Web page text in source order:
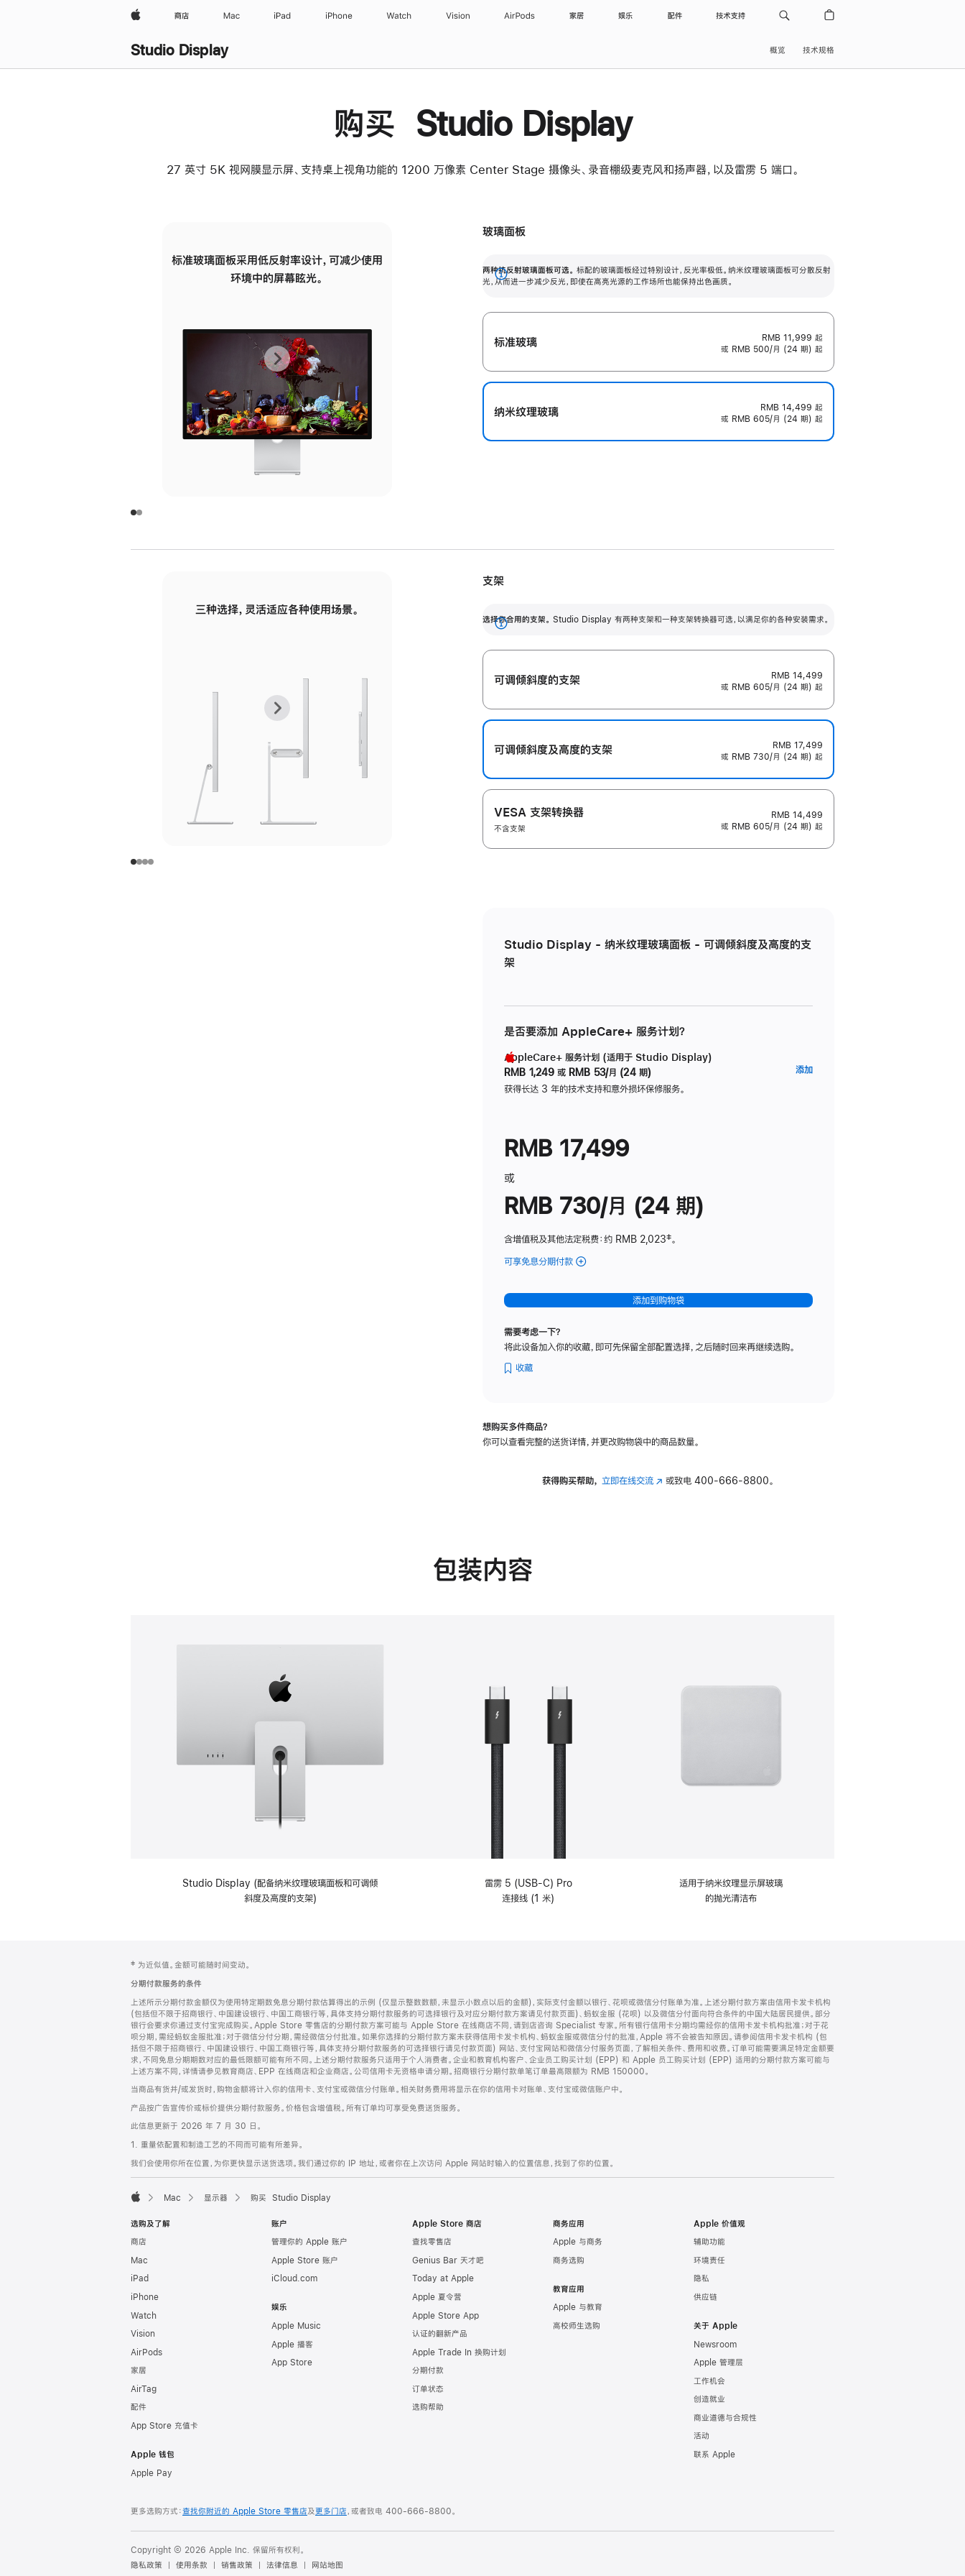
Apple 商店 Mac iPad iPhone Watch Vision AirPods 家居 娱乐 配件 技术支持
Studio Display 概览 技术规格
购买 Studio Display
27 英寸 5K 视网膜显示屏、支持桌上视角功能的 1200 万像素 Center Stage 摄像头、录音棚级麦克风和扬声器，以及雷雳 5 端口。
标准玻璃面板采用低反射率设计，可减少使用
环境中的屏幕眩光。
有高亮光源的场所使用，也能保持出色画质。
上
一
张
图
面
下
一
张
图
面
玻璃面板
两种抗反射玻璃面板可选。 标配的玻璃面板经过特别设计，反光率极低。纳米纹理玻璃面板可分散反射
光，从而进一步减少反光，即使在高亮光源的工作场所也能保持出色画质。
展
标准玻璃 RMB 11,999 起
或 RMB 500/月 (24 期) 起
纳米纹理玻璃 RMB 14,499 起
或 RMB 605/月 (24 期) 起
三种选择，灵活适应各种使用场景。
调节范围。
毫米的高度调节范围。
上
张
下
张
支架
选择你合用的支架。 Studio Display 有两种支架和一种支架转换器可选，以满足你的各种安装需求。
展
开
可调倾斜度的支架
RMB 14,499
或 RMB 605/月 (24 期) 起
可调倾斜度及高‍度的支‍架
RMB 17,499
或 RMB 730/月 (24 期) 起
VESA 支架转换器
不含支架
RMB 14,499
或 RMB 605/月 (24 期) 起
Studio Display - 纳米纹理玻璃面板 - 可调倾斜度及高度的支
架
是否要添加 AppleCare+ 服务计划？
AppleCare+ 服务计划 (适用于 Studio Display)
RMB 1,249 或 RMB 53/月 (24 期)
获得长达 3 年的技术支持和意外损坏保修服务。
添加
RMB 17,499
或
RMB 730/月 (24 期)
含增值税及其他法定税费：约 RMB 2,023脚
‡。
可享免息分期付款 (Studio
-
纳
理
可
斜
添加到购物袋
需要考虑一下？
将此设备加入你的收藏，即可先保留全部配置选择，之后随时回来再继续选购。
收藏
想购买多件商品？
你可以查看完整的送货详情，并更改购物袋中的商品数量。
获得购买帮助， 立即在线交流(在 或致电400-666-8800。
包装内容
Studio Display (配备纳米纹理玻璃面板和可调倾
斜度及高度的支架)
雷雳 5 (USB-C) Pro
连接线 (1 米)
适用于纳米纹理显示屏玻璃
的抛光清洁布
页
脚
注
‡ 为近似值。金额可能随时间变动。
分期付款服务的条件
上述所示分期付款金额仅为使用特定期数免息分期付款估算得出的示例 (仅显示整数数额，未显示小数点以后的金额)，实际支付金额以银行、花呗或微信分付账单为准。上述分期付款方案由信用卡发卡机构
(包括但不限于招商银行、中国建设银行、中国工商银行等，具体支持分期付款服务的可选择银行及对应分期付款方案请见付款页面)、蚂蚁金服 (花呗) 以及微信分付面向符合条件的中国大陆居民提供。部分
银行会要求你通过支付宝完成购买。Apple Store 零售店的分期付款方案可能与 Apple Store 在线商店不同，请到店咨询 Specialist 专家。所有银行信用卡分期均需经你的信用卡发卡机构批准；对于花
呗分期，需经蚂蚁金服批准；对于微信分付分期，需经微信分付批准。如果你选择的分期付款方案未获得信用卡发卡机构、蚂蚁金服或微信分付的批准，Apple 将不会被告知原因。请参阅信用卡发卡机构 (包
括但不限于招商银行、中国建设银行、中国工商银行等，具体支持分期付款服务的可选择银行请见付款页面) 网站、支付宝网站和微信分付服务页面，了解相关条件、费用和收费。订单可能需要满足特定金额要
求，不同免息分期期数对应的最低限额可能有所不同。上述分期付款服务只适用于个人消费者。企业和教育机构客户、企业员工购买计划 (EPP) 和 Apple 员工购买计划 (EPP) 适用的分期付款方案可能与
上述方案不同，详情请参见教育商店、EPP 在线商店和企业商店。公司信用卡无资格申请分期。招商银行分期付款单笔订单最高限额为 RMB 150000。
当商品有货并/或发货时，购物金额将计入你的信用卡、支付宝或微信分付账单。相关财务费用将显示在你的信用卡对账单、支付宝或微信账户中。
产品按广告宣传价或标价提供分期付款服务。价格包含增值税。所有订单均可享受免费送货服务。
此信息更新于 2026 年 7 月 30 日。
1. 重量依配置和制造工艺的不同而可能有所差异。
我们会使用你所在位置，为你更快显示送货选项。我们通过你的 IP 地址，或者你在上次访问 Apple 网站时输入的位置信息，找到了你的位置。
Mac 显示器 购买 Studio Display
选购及了解
商店
Mac
iPad
iPhone
Watch
Vision
AirPods
家居
AirTag
配件
App Store 充值卡
Apple 钱包
Apple Pay
账户
管理你的 Apple 账户
Apple Store 账户
iCloud.com
娱乐
Apple Music
Apple 播客
App Store
Apple Store 商店
查找零售店
Genius Bar 天才吧
Today at Apple
Apple 夏令营
Apple Store App
认证的翻新产品
Apple Trade In 换购计划
分期付款
订单状态
选购帮助
商务应用
Apple 与商务
商务选购
教育应用
Apple 与教育
高校师生选购
Apple 价值观
辅助功能
环境责任
隐私
供应链
关于 Apple
Newsroom
Apple 管理层
工作机会
创造就业
商业道德与合规性
活动
联系 Apple
更多选购方式：查找你附近的 Apple Store 零售店及更多门店，或者致电 400-666-8800。
Copyright © 2026 Apple Inc. 保留所有权利。
隐私政策
使用条款 销售政策 法律信息 网站地图